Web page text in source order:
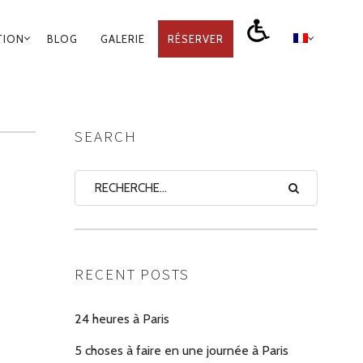
BLOG GALERIE RÉSERVER
SEARCH
RECENT POSTS
24 heures à Paris
5 choses à faire en une journée à Paris